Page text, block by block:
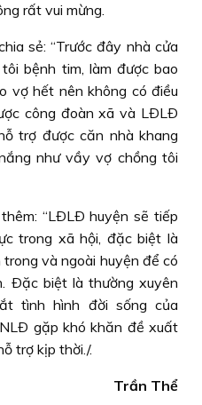
rất vui mừng.
sẻ: “Trước đây nhà cửa
bệnh tim, làm được bao
vợ hết nên không có điều
công đoàn xã và LÐLÐ
trợ được căn nhà khang
như vầy vợ chồng tôi
“LÐLÐ huyện sẽ tiếp
trong xã hội, đặc biệt là
và ngoài huyện để có
Ðặc biệt là thường xuyên
tình hình đời sống của
gặp khó khăn đề xuất
trợ kịp thời./.
Trần Thể